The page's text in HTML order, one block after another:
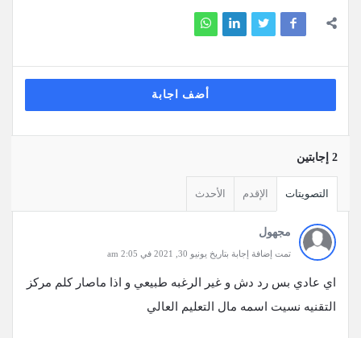
أضف اجابة
‫2 إجابتين
التصويتات الإقدم الأحدث
مجهول
تمت إضافة إجابة بتاريخ يونيو 30, 2021 في 2:05 am
اي عادي بس رد دش و غير الرغبه طبيعي و اذا ماصار كلم مركز
التقنيه نسيت اسمه مال التعليم العالي